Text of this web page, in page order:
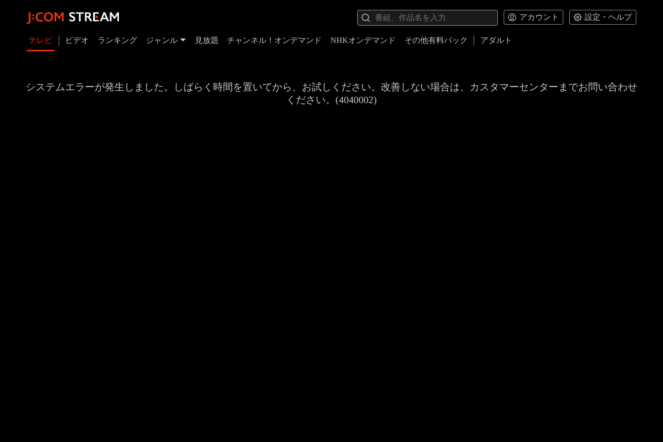
アカウント 設定・ヘルプ
テレビ ビデオ ランキング ジャンル 見放題 チャンネル！オンデマンド NHKオンデマンド その他有料パック アダルト
システムエラーが発生しました。しばらく時間を置いてから、お試しください。改善しない場合は、カスタマーセンターまでお問い合わせ
ください。(4040002)